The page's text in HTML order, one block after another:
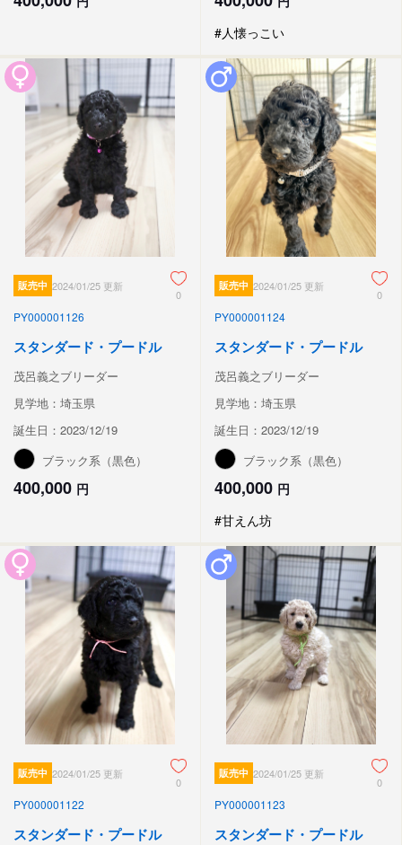
#人懐っこい
販売中 2024/01/25 更新
0
PY000001126
スタンダード・プードル
茂呂義之ブリーダー
見学地：埼玉県
誕生日：2023/12/19
ブラック系（黒色）
400,000 円
販売中 2024/01/25 更新
0
PY000001124
スタンダード・プードル
茂呂義之ブリーダー
見学地：埼玉県
誕生日：2023/12/19
ブラック系（黒色）
400,000 円
#甘えん坊
販売中 2024/01/25 更新
0
PY000001122
スタンダード・プードル
販売中 2024/01/25 更新
0
PY000001123
スタンダード・プードル